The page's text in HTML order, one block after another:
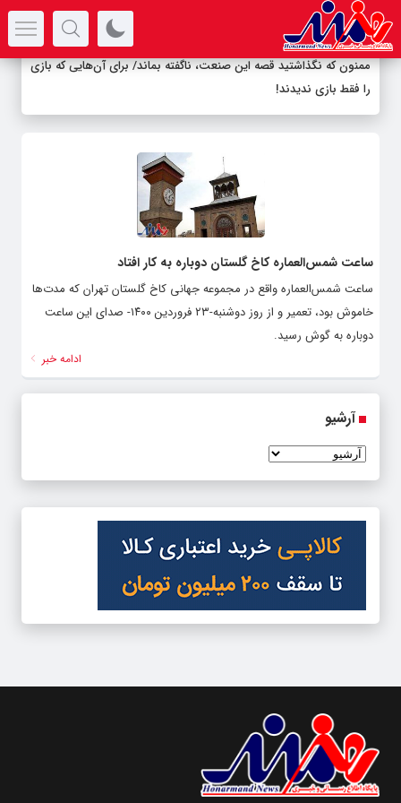
ممنون که نگذاشتید قصه این صنعت، ناگفته بماند/ برای آن‌هایی که بازی
را فقط بازی ندیدند!
ساعت شمس‌العماره کاخ گلستان دوباره به کار افتاد
ساعت شمس‌العماره واقع در مجموعه جهانی کاخ گلستان تهران که مدت‌ها
خاموش بود، تعمیر و از روز دوشنبه-۲۳ فروردین ۱۴۰۰- صدای این ساعت
دوباره به گوش رسید.
ادامه خبر
آرشیو